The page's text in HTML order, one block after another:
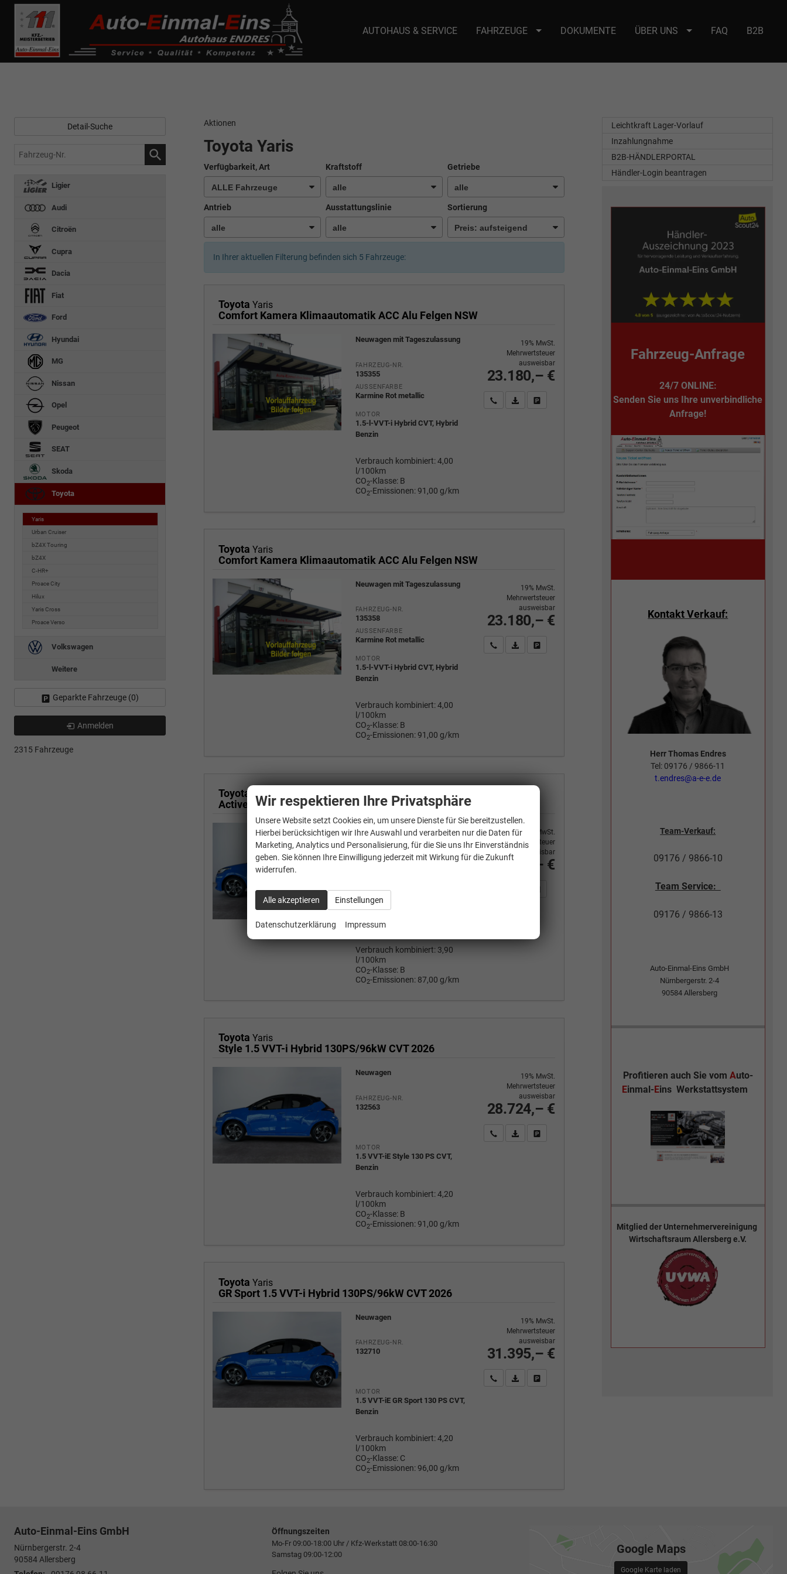
------------ Host Name : selector1._domainkey Points to address or value: selector1-aee-de0k._domainkey.autoeinmaleins.onmicrosoft.com Host Name : selector2._domainkey Points to address or value: selector2-aee-
de0k._domainkey.autoeinmaleins.onmicrosoft.com
AUTOHAUS & SERVICE FAHRZEUGE DOKUMENTE ÜBER UNS FAQ B2B
Aktionen
Toyota Yaris
Verfügbarkeit, Art Kraftstoff Getriebe
Antrieb Ausstattungslinie Sortierung
In Ihrer aktuellen Filterung befinden sich 5 Fahrzeuge:
Toyota Yaris
Comfort Kamera Klimaautomatik ACC Alu Felgen NSW
Neuwagen mit Tageszulassung
FAHRZEUG-NR.
135355
AUSSENFARBE
Karmine Rot metallic
MOTOR
1.5-l-VVT-i Hybrid CVT, Hybrid
Benzin
Verbrauch kombiniert:4,00
l/100km
CO2-Klasse: B
CO2-Emissionen:91,00 g/km
23.180,– €
19% MwSt.
Mehrwertsteuer
ausweisbar
Wir rufen Sie anPDF-Fahrzeugexposé drucken
Fahrzeug drucken, parken oder vergleichen
Toyota Yaris
Comfort Kamera Klimaautomatik ACC Alu Felgen NSW
Neuwagen mit Tageszulassung
FAHRZEUG-NR.
135358
AUSSENFARBE
Karmine Rot metallic
MOTOR
1.5-l-VVT-i Hybrid CVT, Hybrid
Benzin
Verbrauch kombiniert:4,00
l/100km
CO2-Klasse: B
CO2-Emissionen:91,00 g/km
23.180,– €
19% MwSt.
Mehrwertsteuer
ausweisbar
Wir rufen Sie anPDF-Fahrzeugexposé drucken
Fahrzeug drucken, parken oder vergleichen
Toyota Yaris
Active 1.5 VVT-i Hybrid 116PS/85kW CVT 2026
Neuwagen
FAHRZEUG-NR.
132564
MOTOR
1.5 VVT-iE Active 116 PS CVT,
Benzin
Verbrauch kombiniert: 3,90
l/100km
CO2-Klasse: B
CO2-Emissionen: 87,00 g/km
24.350,– €
19% MwSt.
Mehrwertsteuer
ausweisbar
Fahrzeug drucken, parken oder vergleichen
Toyota Yaris
Style 1.5 VVT-i Hybrid 130PS/96kW CVT 2026
Neuwagen
FAHRZEUG-NR.
132563
MOTOR
1.5 VVT-iE Style 130 PS CVT,
Benzin
Verbrauch kombiniert:4,20
l/100km
CO2-Klasse: B
CO2-Emissionen:91,00 g/km
28.724,– €
19% MwSt.
Mehrwertsteuer
ausweisbar
Wir rufen Sie anPDF-Fahrzeugexposé drucken
Fahrzeug drucken, parken oder vergleichen
Toyota Yaris
GR Sport 1.5 VVT-i Hybrid 130PS/96kW CVT 2026
Neuwagen
FAHRZEUG-NR.
132710
MOTOR
1.5 VVT-iE GR Sport 130 PS CVT,
Benzin
Verbrauch kombiniert:4,20
l/100km
CO2-Klasse: C
CO2-Emissionen:96,00 g/km
31.395,– €
19% MwSt.
Mehrwertsteuer
ausweisbar
Wir rufen Sie anPDF-Fahrzeugexposé drucken
Detail-Suche
Fahrzeug-
Ligier
Audi
Citroën
Cupra
Dacia
Fiat
Ford
Hyundai
MG
Nissan
Opel
Peugeot
SEAT
Skoda
Toyota
Yaris
Urban Cruiser
bZ4X Touring
bZ4X
C-HR+
Proace City
Hilux
Yaris Cross
Proace Verso
Volkswagen
Weitere
Geparkte Fahrzeuge (0)
Anmelden
2315 Fahrzeuge
Leichtkraft Lager-Vorlauf
Inzahlungnahme
B2B-HÄNDLERPORTAL
Händler-Login beantragen
Fahrzeug-Anfrage
24/7 ONLINE:
Senden Sie uns Ihre unverbindliche
Anfrage!
Kontakt Verkauf:
Herr Thomas Endres
Tel: 09176 / 9866-11
t.endres@a-e-e.de
Team-Verkauf:
09176 / 9866-10
Team Service:
09176 / 9866-13
Auto-Einmal-Eins GmbH
Nürnbergerstr. 2-4
90584 Allersberg
Profitieren auch Sie vom Auto-
Einmal- Eins Werkstattsystem
Mitglied der Unternehmervereinigung
Wirtschaftsraum Allersberg e.V.
Auto-Einmal-Eins GmbH
Nürnbergerstr. 2-4
90584Allersberg
Öffnungszeiten
Mo-Fr 09:00-18:00 Uhr / Kfz-Werkstatt 08:00-16:30
Samstag 09:00-12:00
Google Maps
Google Karte laden
Wir respektieren Ihre Privatsphäre
Unsere Website setzt Cookies ein, um unsere Dienste für Sie bereitzustellen.
Hierbei berücksichtigen wir Ihre Auswahl und verarbeiten nur die Daten für
Marketing, Analytics und Personalisierung, für die Sie uns Ihr Einverständnis
geben. Sie können Ihre Einwilligung jederzeit mit Wirkung für die Zukunft
widerrufen.
Alle akzeptieren Einstellungen
Datenschutzerklärung Impressum